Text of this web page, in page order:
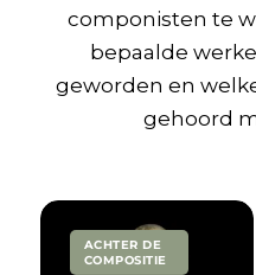
componisten te
bepaalde
geworden en
gehoord
ACHTER DE
COMPOSITIE